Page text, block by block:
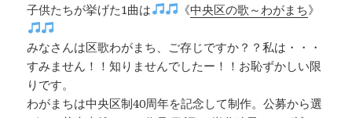
子供たちが挙げた1曲は
《中央区の歌～わがまち》
みなさんは区歌わがまち、ご存じですか？？私は・・・
すみません！！知りませんでしたー！！お恥ずかしい限
りです。
わがまちは中央区制40周年を記念して制作。公募から選